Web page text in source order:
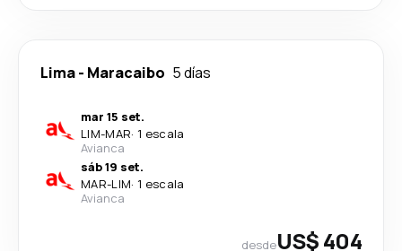
Lima- Maracaibo 5 días
mar 15 set.
LIM-MAR· 1 escala
Avianca
sáb 19 set.
MAR-LIM· 1 escala
Avianca
desdeUS$ 404